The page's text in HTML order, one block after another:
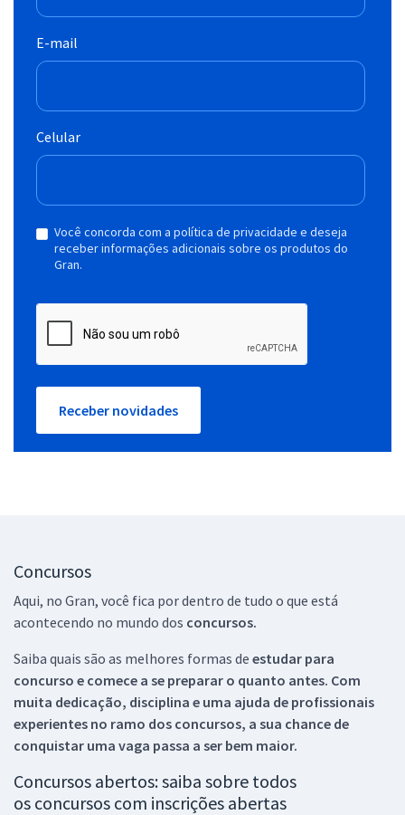
E-mail
Celular
Você concorda com a política de privacidade e deseja
receber informações adicionais sobre os produtos do
Gran.
Receber novidades
Concursos
Aqui, no Gran, você fica por dentro de tudo o que está
acontecendo no mundo dos concursos.
Saiba quais são as melhores formas de estudar para
concurso e comece a se preparar o quanto antes. Com
muita dedicação, disciplina e uma ajuda de profissionais
experientes no ramo dos concursos, a sua chance de
conquistar uma vaga passa a ser bem maior.
Concursos abertos: saiba sobre todos
os concursos com inscrições abertas